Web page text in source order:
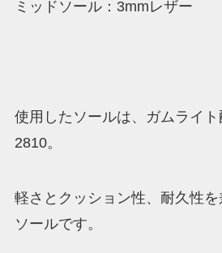
ミッドソール：3mmレザー
使用したソールは、ガムライ
2810。
軽さとクッション性、耐久性
ソールです。